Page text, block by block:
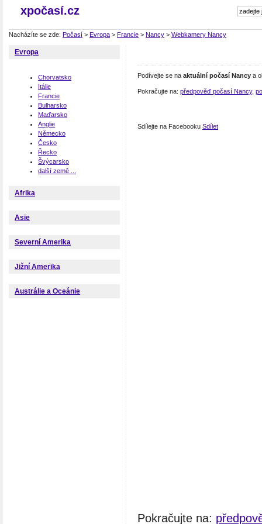
xpočasí.cz
Nacházíte se zde: Počasí > Evropa > Francie > Nancy > Webkamery Nancy
Evropa
Chorvatsko
Itálie
Francie
Bulharsko
Maďarsko
Anglie
Německo
Česko
Řecko
Švýcarsko
další země ...
Afrika
Asie
Severní Amerika
Jižní Amerika
Austrálie a Oceánie
Podívejte se na aktuální počasí Nancy a
Pokračujte na: předpověď počasí Nancy,
Sdílejte na Facebooku Sdílet
Pokračujte na: